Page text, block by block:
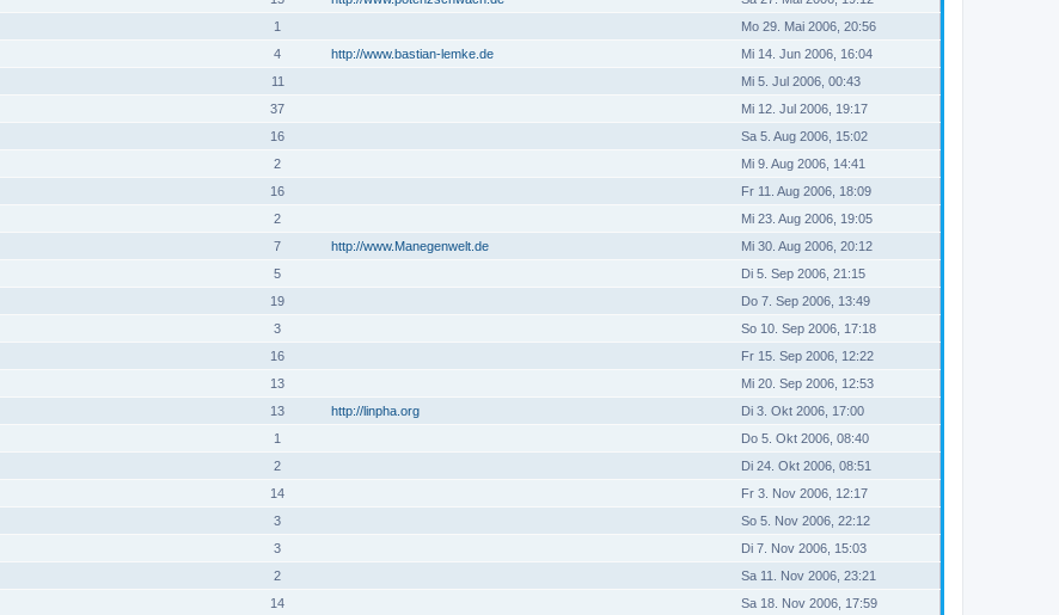
1
Mo 29. Mai 2006, 20:56
4 http://www.bastian-lemke.de
Mi 14. Jun 2006, 16:04
11
Mi 5. Jul 2006, 00:43
37
Mi 12. Jul 2006, 19:17
16
Sa 5. Aug 2006, 15:02
2
Mi 9. Aug 2006, 14:41
16
Fr 11. Aug 2006, 18:09
2
Mi 23. Aug 2006, 19:05
7 http://www.Manegenwelt.de
Mi 30. Aug 2006, 20:12
5
Di 5. Sep 2006, 21:15
19
Do 7. Sep 2006, 13:49
3
So 10. Sep 2006, 17:18
16
Fr 15. Sep 2006, 12:22
13
Mi 20. Sep 2006, 12:53
13 http://linpha.org
Di 3. Okt 2006, 17:00
1
Do 5. Okt 2006, 08:40
2
Di 24. Okt 2006, 08:51
14
Fr 3. Nov 2006, 12:17
3
So 5. Nov 2006, 22:12
3
Di 7. Nov 2006, 15:03
2
Sa 11. Nov 2006, 23:21
14
Sa 18. Nov 2006, 17:59